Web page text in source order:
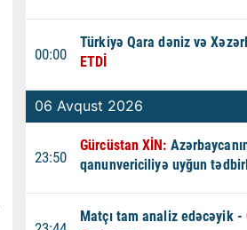
00:00
Türkiyə Qara dəniz və
ETDİ
06 Avqust 2026
23:50
Gürcüstan XİN:
qanunvericiliyə uyğun
Matçı tam analiz edəcəyik -